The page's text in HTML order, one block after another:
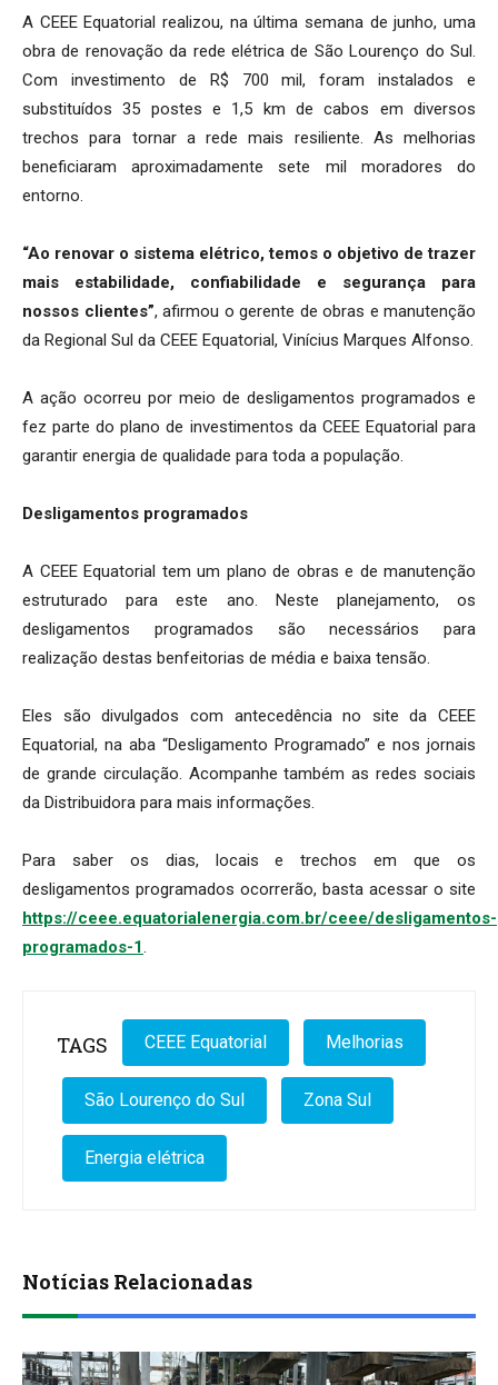
A CEEE Equatorial realizou, na última semana de junho, uma
obra de renovação da rede elétrica de São Lourenço do Sul.
Com investimento de R$ 700 mil, foram instalados e
substituídos 35 postes e 1,5 km de cabos em diversos
trechos para tornar a rede mais resiliente. As melhorias
beneficiaram aproximadamente sete mil moradores do
entorno.
“Ao renovar o sistema elétrico, temos o objetivo de trazer
mais estabilidade, confiabilidade e segurança para
nossos clientes”, afirmou o gerente de obras e manutenção
da Regional Sul da CEEE Equatorial, Vinícius Marques Alfonso.
A ação ocorreu por meio de desligamentos programados e
fez parte do plano de investimentos da CEEE Equatorial para
garantir energia de qualidade para toda a população.
Desligamentos programados
A CEEE Equatorial tem um plano de obras e de manutenção
estruturado para este ano. Neste planejamento, os
desligamentos programados são necessários para
realização destas benfeitorias de média e baixa tensão.
Eles são divulgados com antecedência no site da CEEE
Equatorial, na aba “Desligamento Programado” e nos jornais
de grande circulação. Acompanhe também as redes sociais
da Distribuidora para mais informações.
Para saber os dias, locais e trechos em que os
desligamentos programados ocorrerão, basta acessar o site
https://ceee.equatorialenergia.com.br/ceee/desligamentos-
programados-1.
TAGS CEEE Equatorial Melhorias
São Lourenço do Sul Zona Sul
Energia elétrica
Notícias Relacionadas